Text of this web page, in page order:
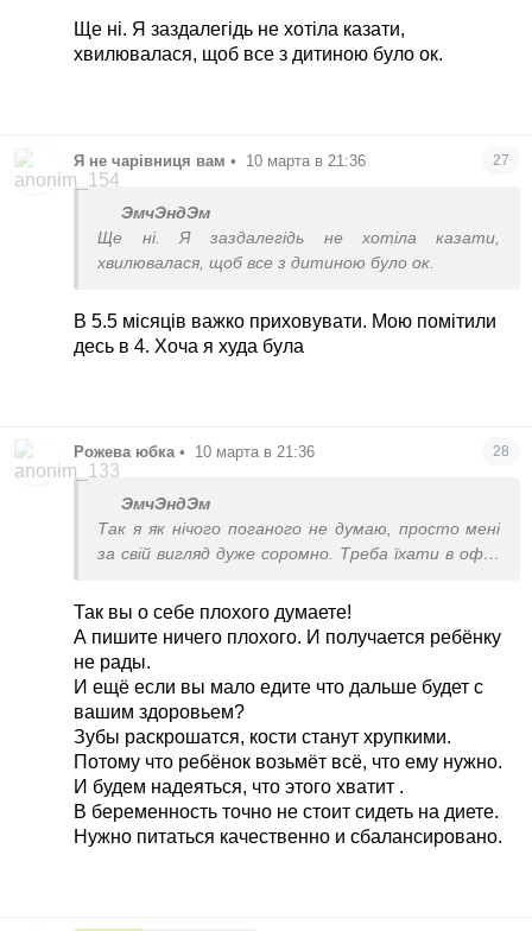
Ще ні. Я заздалегідь не хотіла казати,
хвилювалася, щоб все з дитиною було ок.
Я не чарівниця вам • 10 марта в 21:36 27
ЭмчЭндЭм
Ще ні. Я заздалегідь не хотіла казати,
хвилювалася, щоб все з дитиною було ок.
В 5.5 місяців важко приховувати. Мою помітили
десь в 4. Хоча я худа була
Рожева юбка • 10 марта в 21:36 28
ЭмчЭндЭм
Так я як нічого поганого не думаю, просто мені
за свій вигляд дуже соромно. Треба їхати в офіс,
одягу купляти вільне, щоб хоть трішки
прикритися.
Так вы о себе плохого думаете!
А пишите ничего плохого. И получается ребёнку
не рады.
И ещё если вы мало едите что дальше будет с
вашим здоровьем?
Зубы раскрошатся, кости станут хрупкими.
Потому что ребёнок возьмёт всё, что ему нужно.
И будем надеяться, что этого хватит .
В беременность точно не стоит сидеть на диете.
Нужно питаться качественно и сбалансировано.